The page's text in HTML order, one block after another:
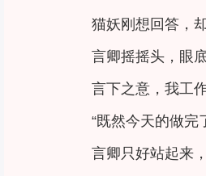
猫妖刚想回答，
言卿摇摇头，眼
言下之意，我工
“既然今天的做完
言卿只好站起来